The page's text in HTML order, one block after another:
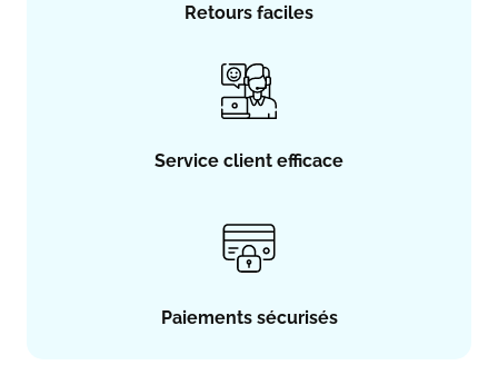
Retours faciles
Service client efficace
Paiements sécurisés